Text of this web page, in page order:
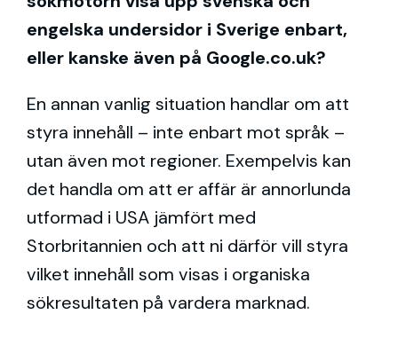
engelska undersidor i Sverige enbart,
eller kanske även på Google.co.uk?
En annan vanlig situation handlar om att
styra innehåll – inte enbart mot språk –
utan även mot regioner. Exempelvis kan
det handla om att er affär är annorlunda
utformad i USA jämfört med
Storbritannien och att ni därför vill styra
vilket innehåll som visas i organiska
sökresultaten på vardera marknad.